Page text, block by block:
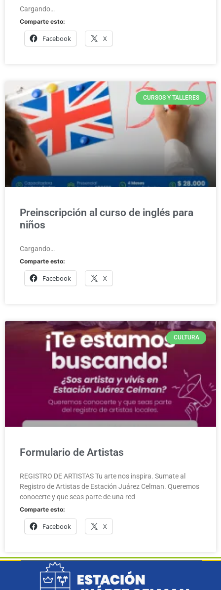
Cargando…
Comparte esto:
Facebook X
CURSOS Y TALLERES
Preinscripción al curso de inglés para
niños
Cargando…
Comparte esto:
Facebook X
CULTURA
Formulario de Artistas
REGISTRO DE ARTISTAS Tu arte nos inspira. Sumate al
Registro de Artistas de Estación Juárez Celman. Queremos
conocerte y que seas parte de una red
Comparte esto:
Facebook X